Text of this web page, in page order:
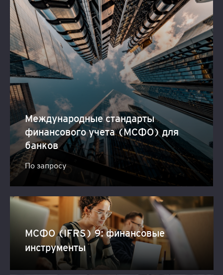
Международные стандарты
финансового учета (МСФО) для
банков
По запросу
МСФО (IFRS) 9: финансовые
инструменты